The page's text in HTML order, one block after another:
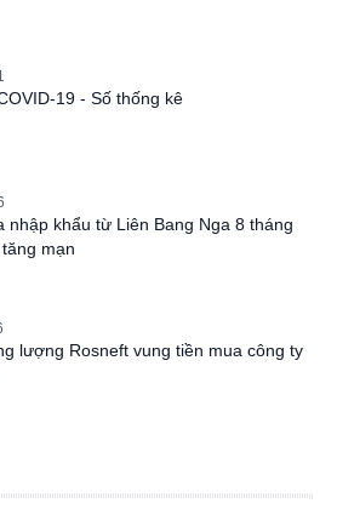
19 - Số thống kê
nhập khẩu từ Liên Bang Nga 8 tháng
mạn
lượng Rosneft vung tiền mua công ty